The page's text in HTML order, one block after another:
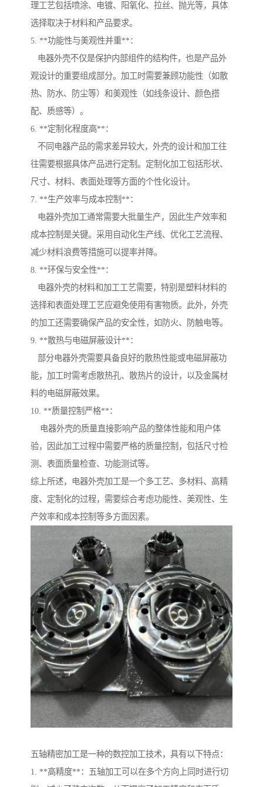
理工艺包括喷涂、电镀、阳氧化、拉丝、抛光等，具体
选择取决于材料和产品要求。
5. **功能性与美观性并重**：
电器外壳不仅是保护内部组件的结构件，也是产品外
观设计的重要组成部分。加工时需要兼顾功能性（如散
热、防水、防尘等）和美观性（如线条设计、颜色搭
配、质感等）。
6. **定制化程度高**：
不同电器产品的需求差异较大，外壳的设计和加工往
往需要根据具体产品进行定制。定制化加工包括形状、
尺寸、材料、表面处理等方面的个性化设计。
7. **生产效率与成本控制**：
电器外壳加工通常需要大批量生产，因此生产效率和
成本控制是关键。采用自动化生产线、优化工艺流程、
减少材料浪费等措施可以提率并降。
8. **环保与安全性**：
电器外壳的材料和加工工艺需要，特别是塑料材料的
选择和表面处理工艺应避免使用有害物质。此外，外壳
的加工还需要确保产品的安全性，如防火、防触电等。
9. **散热与电磁屏蔽设计**：
部分电器外壳需要具备良好的散热性能或电磁屏蔽功
能，加工时需考虑散热孔、散热片的设计，以及金属材
料的电磁屏蔽效果。
10. **质量控制严格**：
电器外壳的质量直接影响产品的整体性能和用户体
验，因此加工过程中需要严格的质量控制，包括尺寸检
测、表面质量检查、功能测试等。
综上所述，电器外壳加工是一个多工艺、多材料、高精
度、定制化的过程，需要综合考虑功能性、美观性、生
产效率和成本控制等多方面因素。
五轴精密加工是一种的数控加工技术，具有以下特点：
1. **高精度**：五轴加工可以在多个方向上同时进行切